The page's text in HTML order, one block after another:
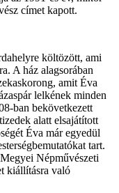
címet kapott.
költözött, ami
A ház alagsorában
amit Éva
lelkének minden
ban bekövetkezett
alatt elsajátított
Éva már egyedül
tart.
Népművészeti
kiállításra való